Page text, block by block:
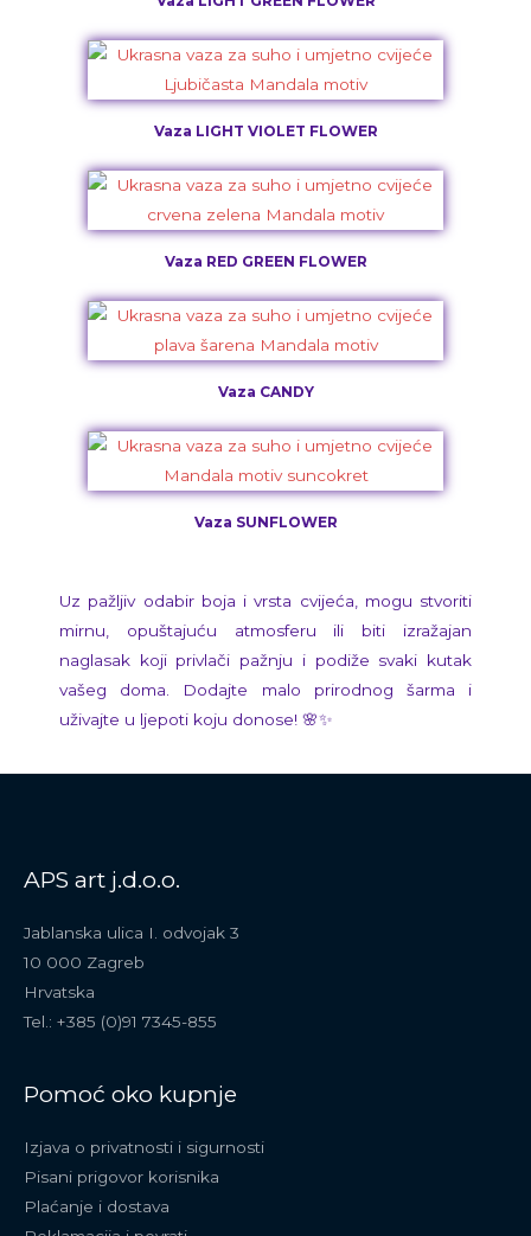
Vaza LIGHT VIOLET FLOWER
Vaza RED GREEN FLOWER
Vaza CANDY
Vaza SUNFLOWER
Uz pažljiv odabir boja i vrsta cvijeća, mogu stvoriti
mirnu, opuštajuću atmosferu ili biti izražajan
naglasak koji privlači pažnju i podiže svaki kutak
vašeg doma. Dodajte malo prirodnog šarma i
uživajte u ljepoti koju donose! 🌸✨
APS art j.d.o.o.
Jablanska ulica I. odvojak 3
10 000 Zagreb
Hrvatska
Tel.: +385 (0)91 7345-855
Pomoć oko kupnje
Izjava o privatnosti i sigurnosti
Pisani prigovor korisnika
Plaćanje i dostava